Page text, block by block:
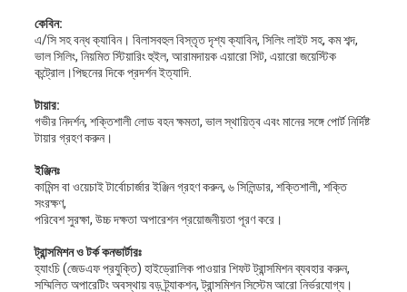
কেবিন:
এ/সি সহ বন্ধ ক্যাবিন। বিলাসবহুল বিস্তৃত দৃশ্য ক্যাবিন, সিলিং লাইট সহ, কম শব্দ,
ভাল সিলিং, নিয়মিত স্টিয়ারিং হুইল, আরামদায়ক এয়ারো সিট, এয়ারো জয়েস্টিক
কন্ট্রোল।পিছনের দিকে প্রদর্শন ইত্যাদি.
টায়ার:
গভীর নিদর্শন, শক্তিশালী লোড বহন ক্ষমতা, ভাল স্থায়িত্ব এবং মানের সঙ্গে পোর্ট নির্দিষ্ট
টায়ার গ্রহণ করুন।
ইঞ্জিনঃ
কামিন্স বা ওয়েচাই টার্বোচার্জার ইঞ্জিন গ্রহণ করুন, ৬ সিলিন্ডার, শক্তিশালী, শক্তি
সংরক্ষণ,
পরিবেশ সুরক্ষা, উচ্চ দক্ষতা অপারেশন প্রয়োজনীয়তা পূরণ করে।
ট্রান্সমিশন ও টর্ক কনভার্টারঃ
হ্যাংচি (জেডএফ প্রযুক্তি) হাইড্রোলিক পাওয়ার শিফট ট্রান্সমিশন ব্যবহার করুন,
সম্মিলিত অপারেটিং অবস্থায় বড় ট্র্যাকশন, ট্রান্সমিশন সিস্টেম আরো নির্ভরযোগ্য।